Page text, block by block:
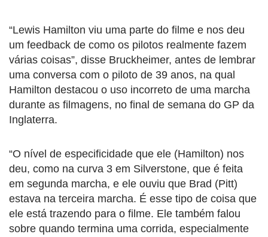
“Lewis Hamilton viu uma parte do filme e nos deu
um feedback de como os pilotos realmente fazem
várias coisas”, disse Bruckheimer, antes de lembrar
uma conversa com o piloto de 39 anos, na qual
Hamilton destacou o uso incorreto de uma marcha
durante as filmagens, no final de semana do GP da
Inglaterra.
“O nível de especificidade que ele (Hamilton) nos
deu, como na curva 3 em Silverstone, que é feita
em segunda marcha, e ele ouviu que Brad (Pitt)
estava na terceira marcha. É esse tipo de coisa que
ele está trazendo para o filme. Ele também falou
sobre quando termina uma corrida, especialmente